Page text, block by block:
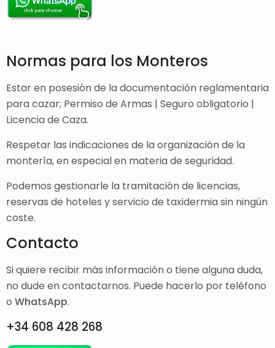
Normas para los Monteros
Estar en posesión de la documentación reglamentaria
para cazar; Permiso de Armas | Seguro obligatorio |
Licencia de Caza.
Respetar las indicaciones de la organización de la
montería, en especial en materia de seguridad.
Podemos gestionarle la tramitación de licencias,
reservas de hoteles y servicio de taxidermia sin ningún
coste.
Contacto
Si quiere recibir más información o tiene alguna duda,
no dude en contactarnos. Puede hacerlo por teléfono
o WhatsApp.
+34 608 428 268